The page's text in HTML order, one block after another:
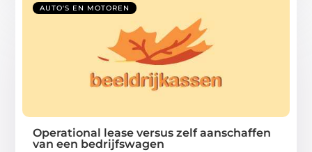
AUTO'S EN MOTOREN
Operational lease versus zelf aanschaffen
van een bedrijfswagen